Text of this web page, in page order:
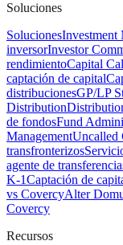
Soluciones
SolucionesInvestment
inversorInvestor
rendimientoCapital
captación de capital
distribucionesGP/LP
Distribution
de fondosFund
ManagementUncalled
transfronterizos
agente de
K-1Captación de
vs CovercyAlter
Covercy
Recursos